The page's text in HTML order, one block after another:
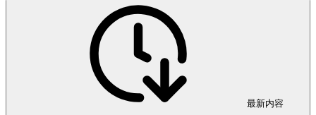
最新内容